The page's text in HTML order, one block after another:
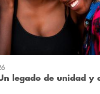
legado de unidad y